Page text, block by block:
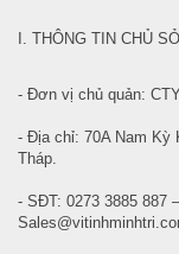
I. THÔNG TIN CHỦ
- Đơn vị chủ quản:
- Địa chỉ: 70A Nam Kỳ
Tháp.
- SĐT: 0273 3885 887